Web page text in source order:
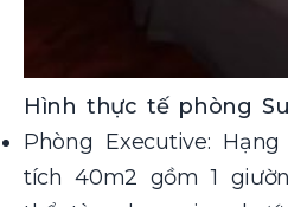
Hình thực tế phòng
Phòng Executive:
tích 40m2 gồm 1